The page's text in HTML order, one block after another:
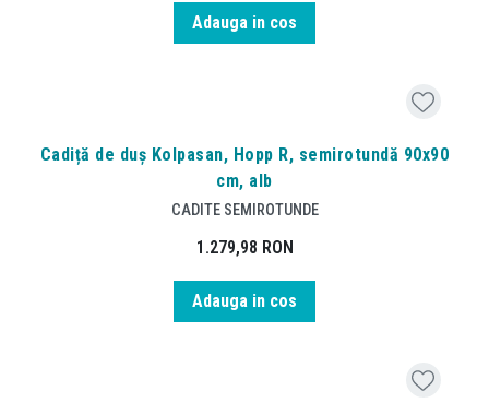
Adauga in cos
Cadiță de duș Kolpasan, Hopp R, semirotundă 90x90
cm, alb
CADITE SEMIROTUNDE
1.279,98 RON
Adauga in cos